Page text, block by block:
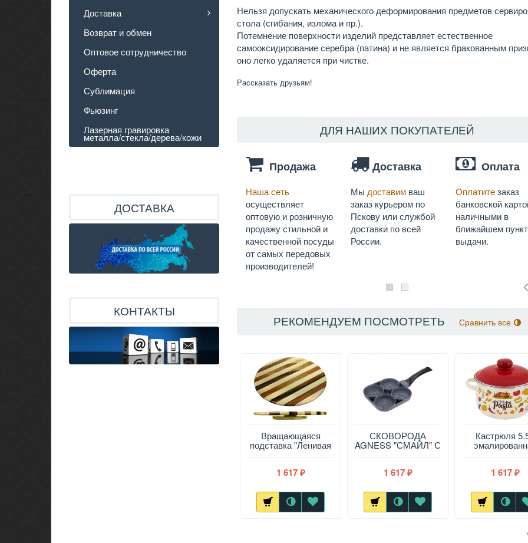
Нельзя допускать механического деформирования предметов
стола (сгибания, излома и пр.).
Потемнение поверхности изделий представляет естественное
самооксидирование серебра (патина) и не является бракованным
оно легко удаляется при чистке.
Рассказать друзьям!
ДЛЯ НАШИХ ПОКУПАТЕЛЕЙ
Продажа
Наша сеть
осуществляет
оптовую и розничную
продажу стильной и
качественной посуды
от самых передовых
производителей!
Доставка
Мы доставим ваш
заказ курьером по
Пскову или службой
доставки по всей
России.
Оплата
Оплатитезаказ
банковской
наличными в
ближайшем
выдачи.
РЕКОМЕНДУЕМ ПОСМОТРЕТЬ Сравнить все
Вращающаяся
подставка "Ленивая
Сьюзен" D35.5х1,5
1 617 ₽
СКОВОРОДА
AGNESS "СМАЙЛ" С
ДИА. 18,5 СМ,
1 617 ₽
Кастрюля
коническая
1 617 ₽
Доставка
Возврат и обмен
Оптовое сотрудничество
Оферта
Сублимация
Фьюзинг
Лазерная гравировка
металла/стекла/дерева/кожи
ДОСТАВКА
КОНТАКТЫ